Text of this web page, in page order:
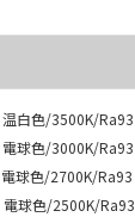
温白色/3500K/Ra93
電球色/3000K/Ra93
電球色/2700K/Ra93
電球色/2500K/Ra93